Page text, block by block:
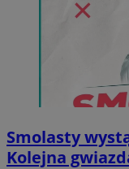
Smolasty
Kolejna